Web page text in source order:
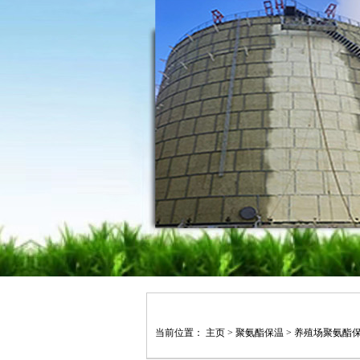
当前位置： 主页 > 聚氨酯保温 > 养殖场聚氨酯